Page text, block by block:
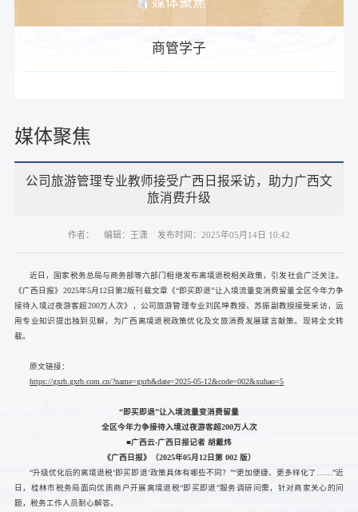
商管学子
媒体聚焦
公司旅游管理专业教师接受广西日报采访，助力广西文
旅消费升级
作者： 编辑：王潇 发布时间：2025年05月14日 10:42
近日，国家税务总局与商务部等六部门相继发布离境退税相关政策，引发社会广泛关注。
《广西日报》2025年5月12日第2版刊载文章《“即买即退”让入境流量变消费留量全区今年力争
接待入境过夜游客超200万人次》，公司旅游管理专业刘民坤教授、苏振副教授接受采访，运
用专业知识提出独到见解，为广西离境退税政策优化及文旅消费发展建言献策。现将全文转
载。
原文链接：
https://gxrb.gxrb.com.cn/?name=gxrb&date=2025-05-12&code=002&xuhao=5
“即买即退”让入境流量变消费留量
全区今年力争接待入境过夜游客超200万人次
■广西云-广西日报记者 胡戴炜
《广西日报》（2025年05月12日第 002 版）
“升级优化后的离境退税‘即买即退’政策具体有哪些不同？”“更加便捷、更多样化了……”近
日，桂林市税务局面向优质商户开展离境退税“即买即退”服务调研问需，针对商家关心的问
题，税务工作人员耐心解答。